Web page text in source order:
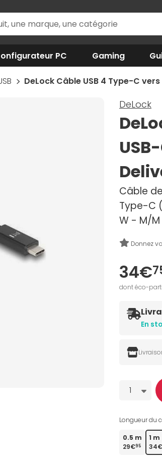
PC Gaming
DeLock Câble USB 4 Type-C
DeLock
Câble
Type-C
W - M/
Donnez
34€
dont éco-
En
Quantité
1
Longueur du
0.5 m
29€95
1 m
34€